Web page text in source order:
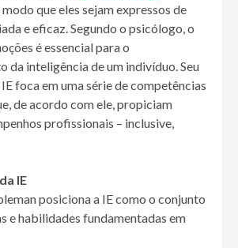
modo que eles sejam expressos de
e eficaz. Segundo o psicólogo, o
é essencial para o
da inteligência de um indivíduo. Seu
foca em uma série de competências
de acordo com ele, propiciam
profissionais – inclusive,
IE
posiciona a IE como o conjunto
e habilidades fundamentadas em